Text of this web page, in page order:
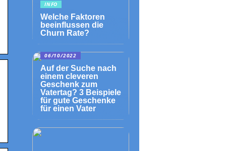
INFO
Welche Faktoren
beeinflussen die
Churn Rate?
06/10/2022
Auf der Suche nach
einem cleveren
Geschenk zum
Vatertag? 3 Beispiele
für gute Geschenke
für einen Vater